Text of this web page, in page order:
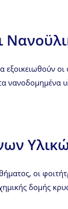
οι
νανοδομημένα
οι
δομής